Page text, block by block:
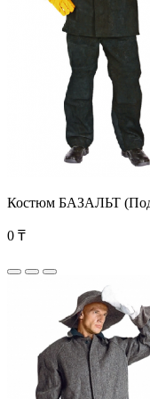
Костюм БАЗАЛЬТ (Под
0 ₸